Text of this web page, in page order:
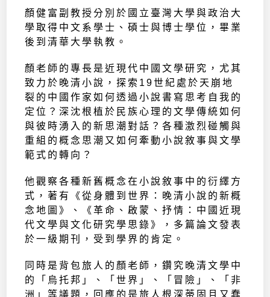
顏健富副教授分別於國立臺灣大學與政治大
學取得中文系學士、碩士與博士學位，畢業
後到清華大學執教。
顏老師的專長是近現代中國文學研究，尤其
致力於晚清小說，探索19世紀處於天崩地
裂的中國作家如何透過小說書寫思考自我的
定位？深沈根植於民族心理的文學傳統如何
與彼時湧入的新思潮對話？各種激烈碰觸與
重組的概念思潮又如何牽動小說敘事與文學
範式的轉向？
他觀察各種新舊概念在小說敘事中的衍繹方
式，著有《從身體到世界：晚清小說的新概
念地圖》、《革命、啟蒙、抒情：中國近現
代文學與文化研究學思錄》，多篇論文發表
於一級期刊，受到學界的肯定。
同時是背包旅人的顏老師，鑽究晚清文學中
的「烏托邦」、「世界」、「冒險」、「非
洲」等議題，回應的是旅人根深蒂固且又蠢